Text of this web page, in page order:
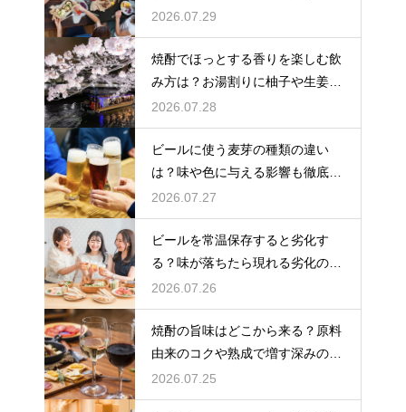
覚の感じ方を解説
2026.07.29
焼酎でほっとする香りを楽しむ飲
み方は？お湯割りに柚子や生姜を
加えてリラックス効果を実感
2026.07.28
ビールに使う麦芽の種類の違い
は？味や色に与える影響も徹底解
説
2026.07.27
ビールを常温保存すると劣化す
る？味が落ちたら現れる劣化のサ
インを解説
2026.07.26
焼酎の旨味はどこから来る？原料
由来のコクや熟成で増す深みの秘
密を解説
2026.07.25